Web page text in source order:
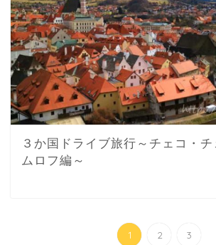
３か国ドライブ旅行～チェコ・
ムロフ編～
1 2 3